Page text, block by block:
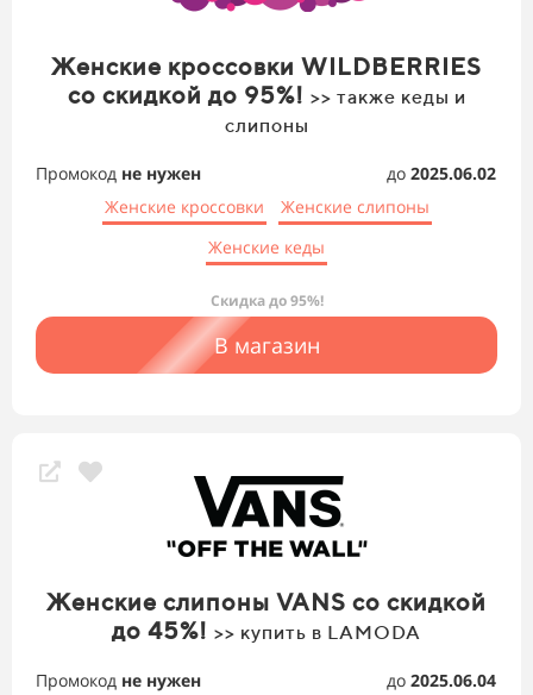
Женские кроссовки WILDBERRIES
со скидкой до 95%! >> также кеды и
слипоны
Промокод не нужен до 2025.06.02
Женские кроссовки
Женские слипоны
Женские кеды
Скидка до 95%!
В магазин
Женские слипоны VANS со скидкой
до 45%! >> купить в LAMODA
Промокод не нужен до 2025.06.04